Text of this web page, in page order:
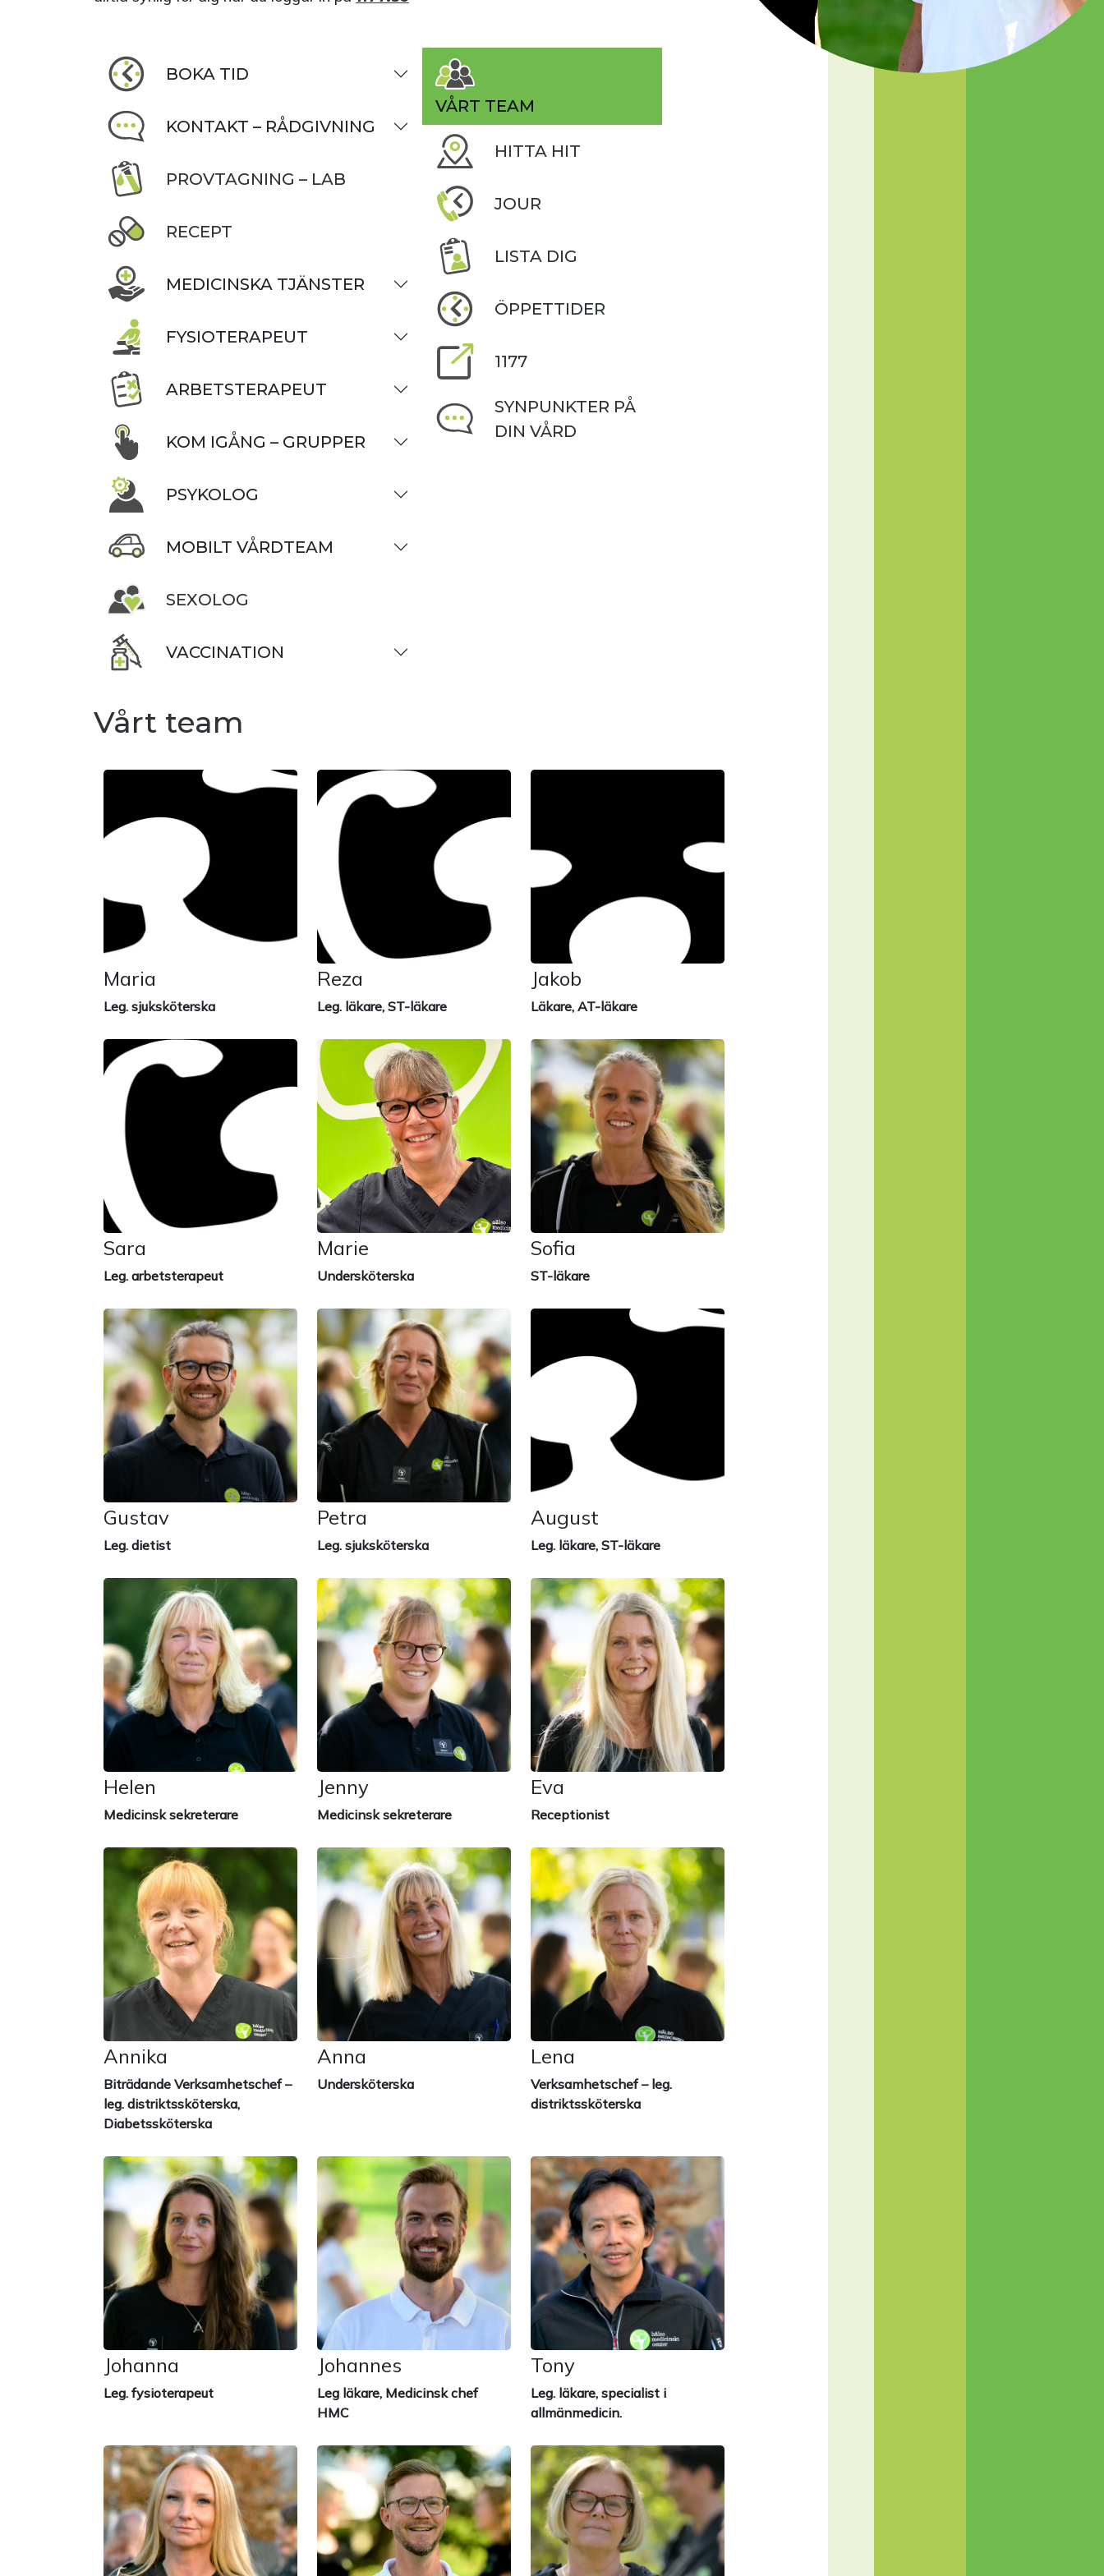
BOKA TID
KONTAKT – RÅDGIVNING
PROVTAGNING – LAB
RECEPT
MEDICINSKA TJÄNSTER
FYSIOTERAPEUT
ARBETSTERAPEUT
KOM IGÅNG – GRUPPER
PSYKOLOG
MOBILT VÅRDTEAM
SEXOLOG
VACCINATION
VÅRT TEAM
HITTA HIT
JOUR
LISTA DIG
ÖPPETTIDER
1177
SYNPUNKTER PÅ
DIN VÅRD
Vårt team
Maria
Leg. sjuksköterska
Reza
Leg. läkare, ST-läkare
Jakob
Läkare, AT-läkare
Sara
Leg. arbetsterapeut
Marie
Undersköterska
Sofia
ST-läkare
Gustav
Leg. dietist
Petra
Leg. sjuksköterska
August
Leg. läkare, ST-läkare
Helen
Medicinsk sekreterare
Jenny
Medicinsk sekreterare
Eva
Receptionist
Annika
Biträdande Verksamhetschef –
leg. distriktssköterska,
Diabetssköterska
Anna
Undersköterska
Lena
Verksamhetschef – leg.
distriktssköterska
Johanna
Leg. fysioterapeut
Johannes
Leg läkare, Medicinsk chef
HMC
Tony
Leg. läkare, specialist i
allmänmedicin.